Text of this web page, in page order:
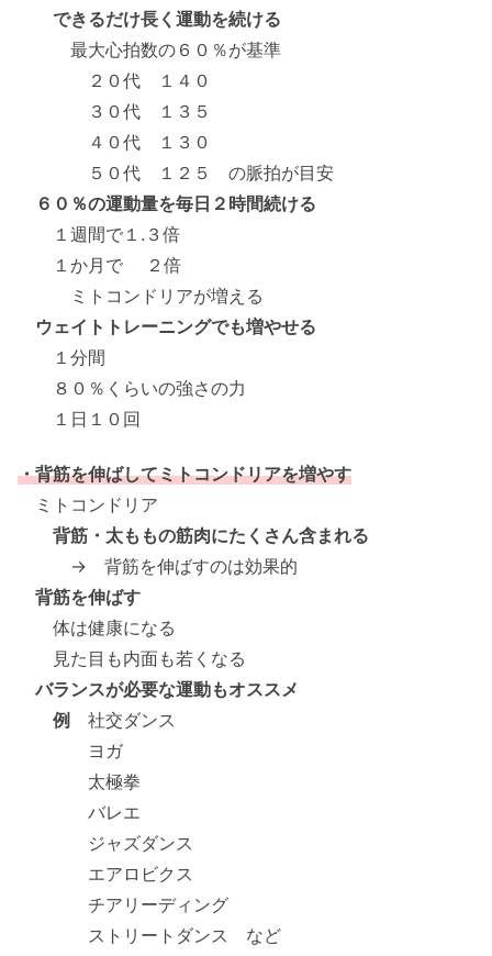
できるだけ長く運動を続ける
最大心拍数の６０％が基準
２０代 １４０
３０代 １３５
４０代 １３０
５０代 １２５ の脈拍が目安
６０％の運動量を毎日２時間続ける
１週間で１.３倍
１か月で ２倍
ミトコンドリアが増える
ウェイトトレーニングでも増やせる
１分間
８０％くらいの強さの力
１日１０回
・背筋を伸ばしてミトコンドリアを増やす
ミトコンドリア
背筋・太ももの筋肉にたくさん含まれる
→ 背筋を伸ばすのは効果的
背筋を伸ばす
体は健康になる
見た目も内面も若くなる
バランスが必要な運動もオススメ
例 社交ダンス
ヨガ
太極拳
バレエ
ジャズダンス
エアロビクス
チアリーディング
ストリートダンス など